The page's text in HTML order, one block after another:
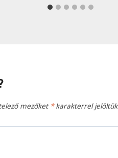
mezőket *karakterrel jelöltük